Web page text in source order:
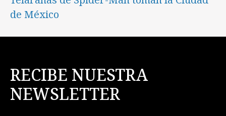
de México
RECIBE NUESTRA
NEWSLETTER